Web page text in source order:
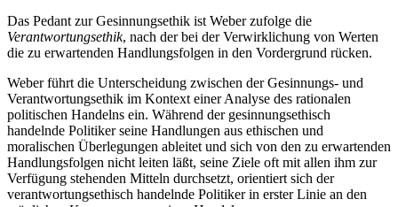
Das Pedant zur Gesinnungsethik ist Weber zufolge die
Verantwortungsethik, nach der bei der Verwirklichung von Werten
die zu erwartenden Handlungsfolgen in den Vordergrund rücken.
Weber führt die Unterscheidung zwischen der Gesinnungs- und
Verantwortungsethik im Kontext einer Analyse des rationalen
politischen Handelns ein. Während der gesinnungsethisch
handelnde Politiker seine Handlungen aus ethischen und
moralischen Überlegungen ableitet und sich von den zu erwartenden
Handlungsfolgen nicht leiten läßt, seine Ziele oft mit allen ihm zur
Verfügung stehenden Mitteln durchsetzt, orientiert sich der
verantwortungsethisch handelnde Politiker in erster Linie an den